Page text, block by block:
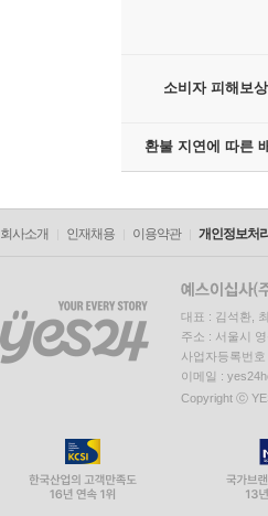
소비자 피해보상
환불 지연에 따른
회사소개 인재채용 이용약관 개인정보처
대표 : 김석환,
주소 : 서울시
사업자등록번
이메일 :
Copyright ⓒ